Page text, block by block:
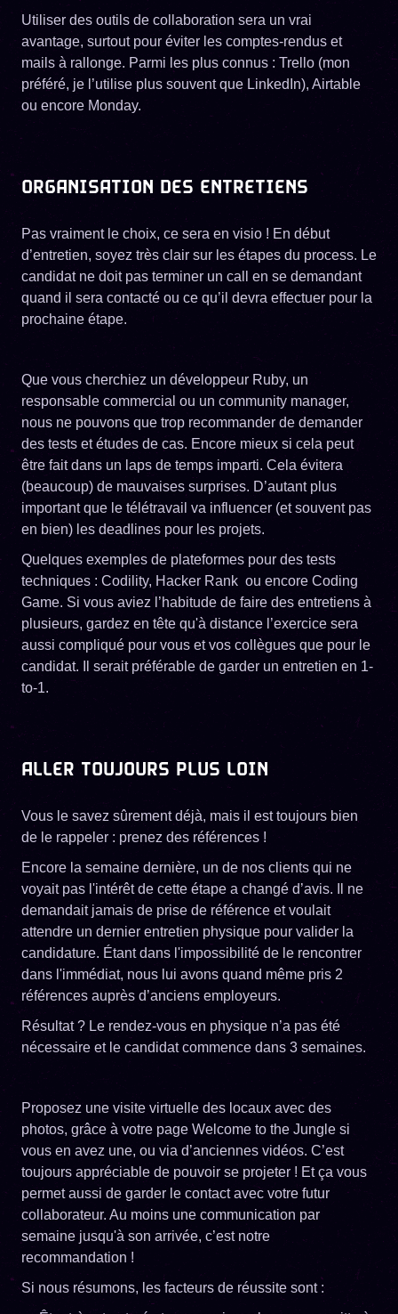
Utiliser des outils de collaboration sera un vrai
avantage, surtout pour éviter les comptes-rendus et
mails à rallonge. Parmi les plus connus : Trello (mon
préféré, je l’utilise plus souvent que LinkedIn), Airtable
ou encore Monday.
ORGANISATION DES ENTRETIENS
Pas vraiment le choix, ce sera en visio ! En début
d’entretien, soyez très clair sur les étapes du process. Le
candidat ne doit pas terminer un call en se demandant
quand il sera contacté ou ce qu’il devra effectuer pour la
prochaine étape.
Que vous cherchiez un développeur Ruby, un
responsable commercial ou un community manager,
nous ne pouvons que trop recommander de demander
des tests et études de cas. Encore mieux si cela peut
être fait dans un laps de temps imparti. Cela évitera
(beaucoup) de mauvaises surprises. D’autant plus
important que le télétravail va influencer (et souvent pas
en bien) les deadlines pour les projets.
Quelques exemples de plateformes pour des tests
techniques : Codility, Hacker Rank ou encore Coding
Game. Si vous aviez l’habitude de faire des entretiens à
plusieurs, gardez en tête qu'à distance l’exercice sera
aussi compliqué pour vous et vos collègues que pour le
candidat. Il serait préférable de garder un entretien en 1-
to-1.
ALLER TOUJOURS PLUS LOIN
Vous le savez sûrement déjà, mais il est toujours bien
de le rappeler : prenez des références !
Encore la semaine dernière, un de nos clients qui ne
voyait pas l'intérêt de cette étape a changé d’avis. Il ne
demandait jamais de prise de référence et voulait
attendre un dernier entretien physique pour valider la
candidature. Étant dans l'impossibilité de le rencontrer
dans l'immédiat, nous lui avons quand même pris 2
références auprès d’anciens employeurs.
Résultat ? Le rendez-vous en physique n’a pas été
nécessaire et le candidat commence dans 3 semaines.
Proposez une visite virtuelle des locaux avec des
photos, grâce à votre page Welcome to the Jungle si
vous en avez une, ou via d’anciennes vidéos. C’est
toujours appréciable de pouvoir se projeter ! Et ça vous
permet aussi de garder le contact avec votre futur
collaborateur. Au moins une communication par
semaine jusqu'à son arrivée, c’est notre
recommandation !
Si nous résumons, les facteurs de réussite sont :